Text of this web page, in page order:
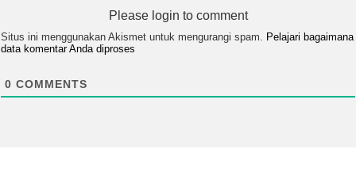
Please login to comment
Situs ini menggunakan Akismet untuk mengurangi spam. Pelajari bagaimana
data komentar Anda diproses
0 COMMENTS